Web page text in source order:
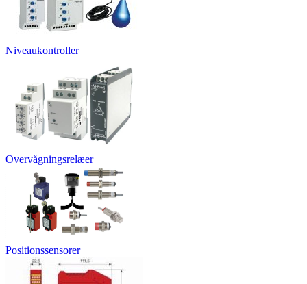
Niveaukontroller
Overvågningsrelæer
Positionssensorer